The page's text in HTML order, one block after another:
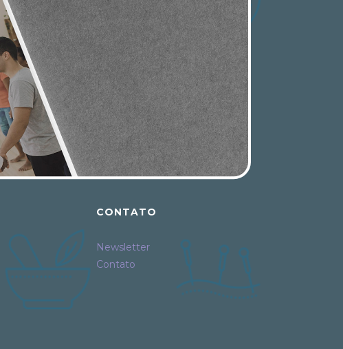
CONTATO
Newsletter
Contato